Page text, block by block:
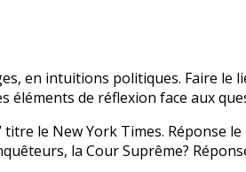
en intuitions politiques. Faire
de réflexion face aux
titre le New York Times. Réponse
la Cour Suprême?